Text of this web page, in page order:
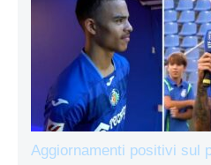
Aggiornamenti positivi sul